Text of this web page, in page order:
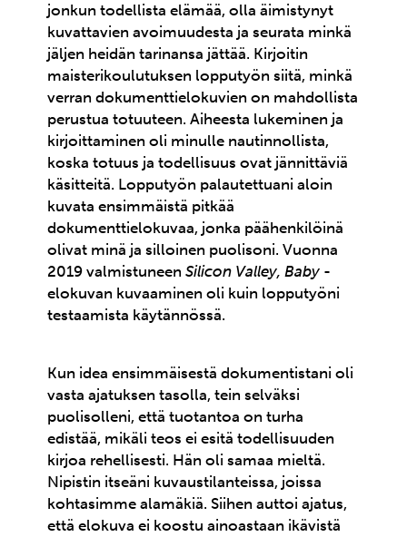
jonkun todellista elämää, olla äimistynyt
kuvattavien avoimuudesta ja seurata minkä
jäljen heidän tarinansa jättää. Kirjoitin
maisterikoulutuksen lopputyön siitä, minkä
verran dokumenttielokuvien on mahdollista
perustua totuuteen. Aiheesta lukeminen ja
kirjoittaminen oli minulle nautinnollista,
koska totuus ja todellisuus ovat jännittäviä
käsitteitä. Lopputyön palautettuani aloin
kuvata ensimmäistä pitkää
dokumenttielokuvaa, jonka päähenkilöinä
olivat minä ja silloinen puolisoni. Vuonna
2019 valmistuneenSilicon Valley, Baby -
elokuvan kuvaaminen oli kuin lopputyöni
testaamista käytännössä.
Kun idea ensimmäisestä dokumentistani oli
vasta ajatuksen tasolla, tein selväksi
puolisolleni, että tuotantoa on turha
edistää, mikäli teos ei esitä todellisuuden
kirjoa rehellisesti. Hän oli samaa mieltä.
Nipistin itseäni kuvaustilanteissa, joissa
kohtasimme alamäkiä. Siihen auttoi ajatus,
että elokuva ei koostu ainoastaan ikävistä